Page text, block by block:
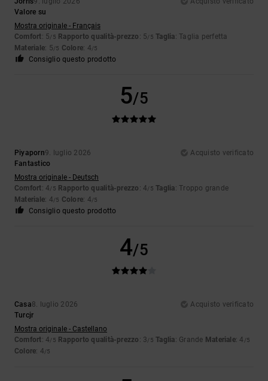
Valore su
Mostra originale - Français
Comfort: 5/5 Rapporto qualità-prezzo : 5/5 Taglia: Taglia perfetta
Materiale: 5/5 Colore: 4/5
Consiglio questo prodotto
5/5
Piyaporn9. luglio 2026
Acquisto verificato
Fantastico
Mostra originale - Deutsch
Comfort: 4/5 Rapporto qualità-prezzo : 4/5 Taglia: Troppo grande
Materiale: 4/5 Colore: 4/5
Consiglio questo prodotto
4/5
Casa8. luglio 2026
Acquisto verificato
Turcjr
Mostra originale - Castellano
Comfort: 4/5 Rapporto qualità-prezzo : 3/5 Taglia: Grande Materiale: 4 /5
Colore: 4/5